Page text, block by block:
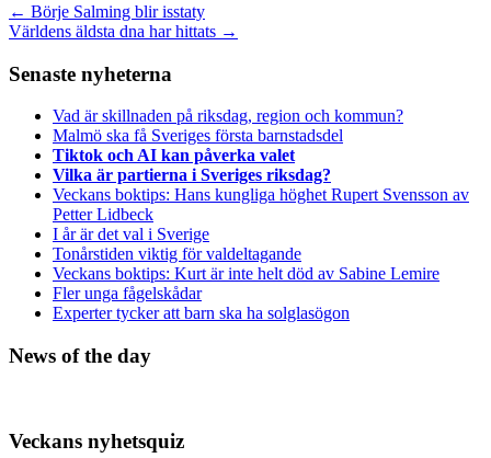
← Börje Salming blir isstaty
Världens äldsta dna har hittats →
Senaste nyheterna
Vad är skillnaden på riksdag, region och kommun?
Malmö ska få Sveriges första barnstadsdel
Tiktok och AI kan påverka valet
Vilka är partierna i Sveriges riksdag?
Veckans boktips: Hans kungliga höghet Rupert Svensson av
Petter Lidbeck
I år är det val i Sverige
Tonårstiden viktig för valdeltagande
Veckans boktips: Kurt är inte helt död av Sabine Lemire
Fler unga fågelskådar
Experter tycker att barn ska ha solglasögon
News of the day
Veckans nyhetsquiz